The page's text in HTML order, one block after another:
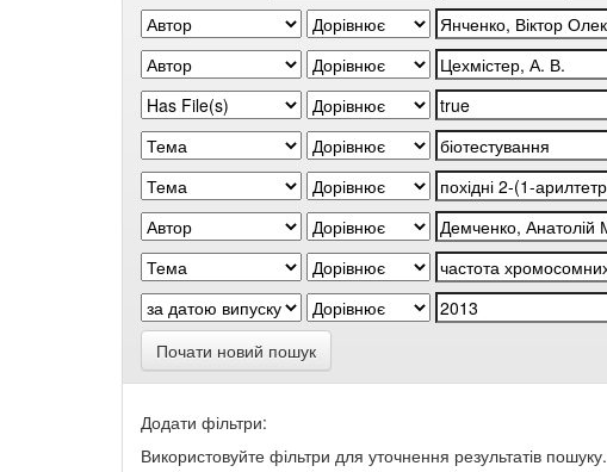
Почати новий пошук
Додати фільтри:
Використовуйте фільтри для уточнення результатів пошуку.